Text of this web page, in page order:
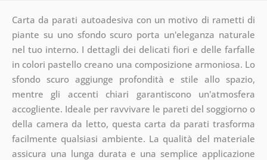
Carta da parati autoadesiva con un motivo di rametti di
piante su uno sfondo scuro porta un'eleganza naturale
nel tuo interno. I dettagli dei delicati fiori e delle farfalle
in colori pastello creano una composizione armoniosa. Lo
sfondo scuro aggiunge profondità e stile allo spazio,
mentre gli accenti chiari garantiscono un'atmosfera
accogliente. Ideale per ravvivare le pareti del soggiorno o
della camera da letto, questa carta da parati trasforma
facilmente qualsiasi ambiente. La qualità del materiale
assicura una lunga durata e una semplice applicazione